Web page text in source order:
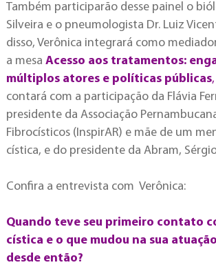
Também participarão desse painel o
Silveira e o pneumologista Dr. Luiz
disso, Verônica integrará como
a mesa Acesso aos tratamentos:
múltiplos atores e políticas públicas,
contará com a participação da Flávia
presidente da Associação
Fibrocísticos (InspirAR) e mãe de um
cística, e do presidente da Abram,
Confira a entrevista com Verônica:
Quando teve seu primeiro contato
cística e o que mudou na sua
desde então?